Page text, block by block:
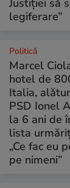
legiferare”
Politică
Marcel
hotel de
Italia,
PSD Ionel
la 6 ani de
lista
„Ce fac eu
pe nimeni”